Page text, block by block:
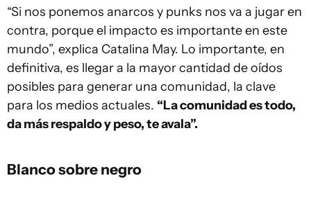
“Si nos ponemos anarcos y punks nos va a jugar en
contra, porque el impacto es importante en este
mundo”, explica Catalina May. Lo importante, en
definitiva, es llegar a la mayor cantidad de oídos
posibles para generar una comunidad, la clave
para los medios actuales. “La comunidad es todo,
da más respaldo y peso, te avala”.
Blanco sobre negro